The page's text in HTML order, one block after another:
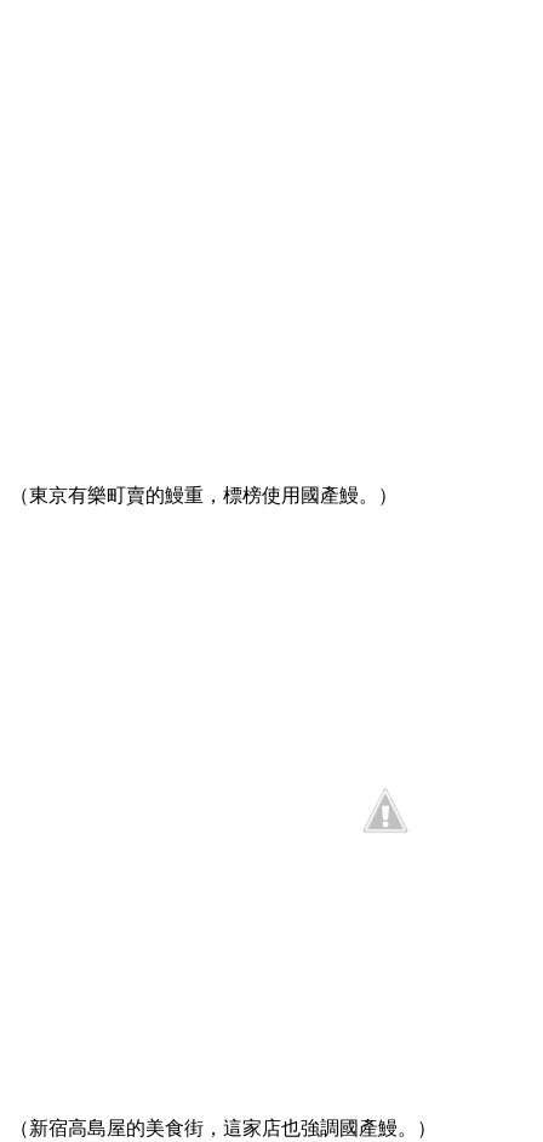
（東京有樂町賣的鰻重，標榜使用國產鰻。）
（新宿高島屋的美食街，這家店也強調國產鰻。）